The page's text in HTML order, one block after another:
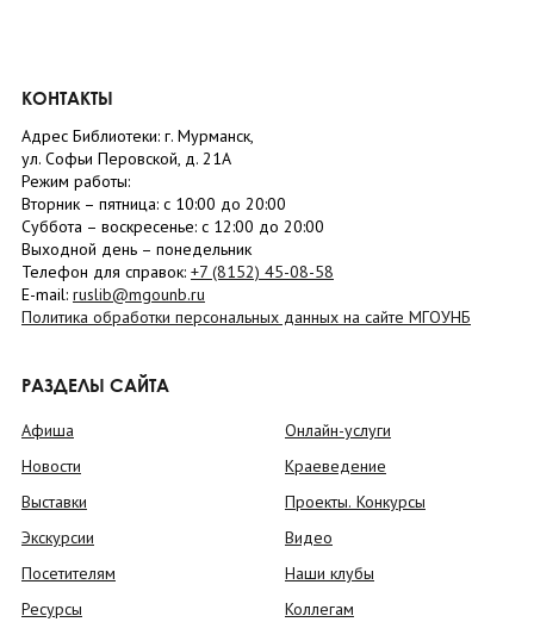
КОНТАКТЫ
Адрес Библиотеки: г. Мурманск,
ул. Софьи Перовской, д. 21А
Режим работы:
Вторник – пятница: с 10:00 до 20:00
Суббота – воскресенье: c 12:00 до 20:00
Выходной день – понедельник
Телефон для справок: +7 (8152) 45-08-58
E-mail: ruslib@mgounb.ru
Политика обработки персональных данных на сайте МГОУНБ
РАЗДЕЛЫ САЙТА
Афиша
Новости
Выставки
Экскурсии
Посетителям
Ресурсы
Онлайн-услуги
Краеведение
Проекты. Конкурсы
Видео
Наши клубы
Коллегам